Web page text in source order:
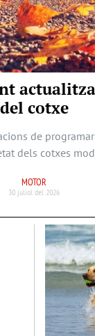
del cotxe
de
dels cotxes
MOTOR
30 juliol del 2026